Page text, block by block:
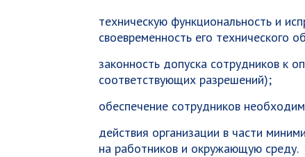
техническую функциональность и
своевременность его технического
законность допуска сотрудников к
соответствующих разрешений);
обеспечение сотрудников
действия организации в части
на работников и окружающую среду.